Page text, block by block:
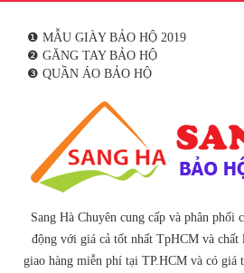
❶ MẪU GIÀY BẢO HỘ 2019
❷ GĂNG TAY BẢO HỘ
❸ QUẦN ÁO BẢO HỘ
Sang Hà Chuyên cung cấp và phân phối
động với giá cả tốt nhất TpHCM và
giao hàng miễn phí tại TP.HCM và có giá